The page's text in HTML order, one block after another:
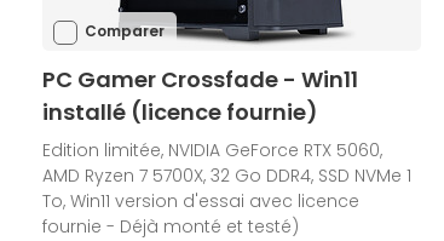
Comparer
PC Gamer Crossfade - Win11
installé (licence fournie)
Edition limitée, NVIDIA GeForce RTX 5060,
AMD Ryzen 7 5700X, 32 Go DDR4, SSD NVMe 1
To, Win11 version d'essai avec licence
fournie - Déjà monté et testé)